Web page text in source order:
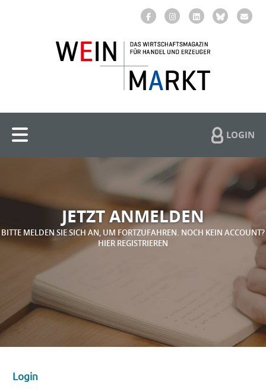
LOGIN
JETZT ANMELDEN
BITTE MELDEN SIE SICH AN, UM FORTZUFAHREN. NOCH KEIN ACCOUNT?
HIER REGISTRIEREN
Login